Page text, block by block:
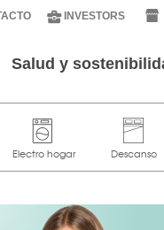
INVESTORS
Salud y